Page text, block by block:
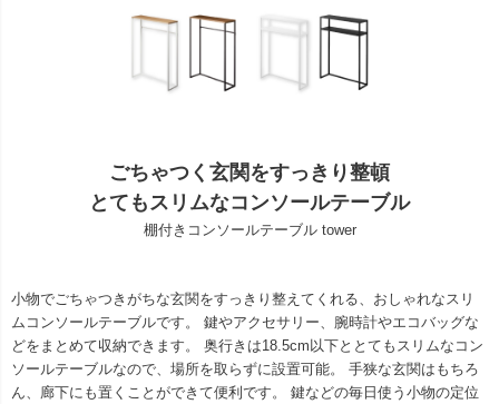
ごちゃつく玄関をすっきり整頓
とてもスリムなコンソールテーブル
棚付きコンソールテーブル tower
小物でごちゃつきがちな玄関をすっきり整えてくれる、おしゃれなスリ
ムコンソールテーブルです。 鍵やアクセサリー、腕時計やエコバッグな
どをまとめて収納できます。 奥行きは18.5cm以下ととてもスリムなコン
ソールテーブルなので、場所を取らずに設置可能。 手狭な玄関はもちろ
ん、廊下にも置くことができて便利です。 鍵などの毎日使う小物の定位